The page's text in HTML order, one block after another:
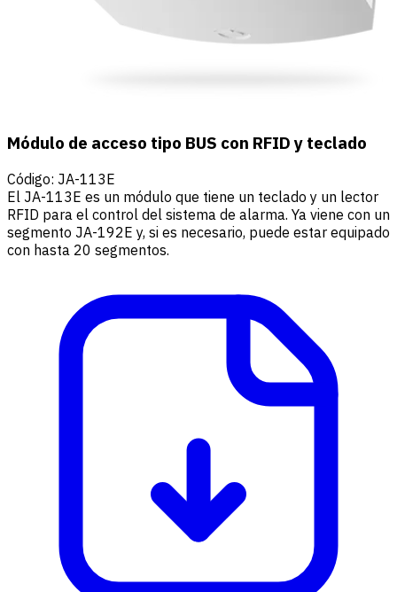
Módulo de acceso tipo BUS con RFID y teclado
Código: JA-113E
El JA-113E es un módulo que tiene un teclado y un lector
RFID para el control del sistema de alarma. Ya viene con un
segmento JA-192E y, si es necesario, puede estar equipado
con hasta 20 segmentos.